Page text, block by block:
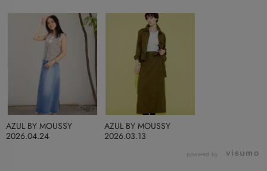
2026.04.24
AZUL BY MOUSSY
2026.03.13
AZUL BY MOUSSY
powered by